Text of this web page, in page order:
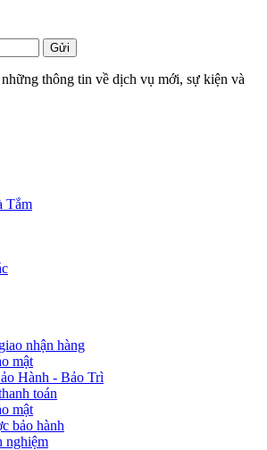
thông tin về dịch vụ mới, sự kiện và
Tắm
nhận hàng
mật
Hành - Bảo Trì
toán
mật
bảo hành
nghiệm